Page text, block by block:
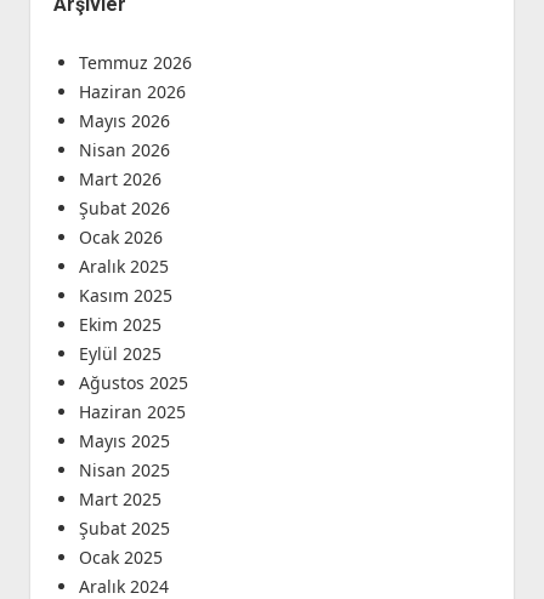
Temmuz 2026
Haziran 2026
Mayıs 2026
Nisan 2026
Mart 2026
Şubat 2026
Ocak 2026
Aralık 2025
Kasım 2025
Ekim 2025
Eylül 2025
Ağustos 2025
Haziran 2025
Mayıs 2025
Nisan 2025
Mart 2025
Şubat 2025
Ocak 2025
Aralık 2024